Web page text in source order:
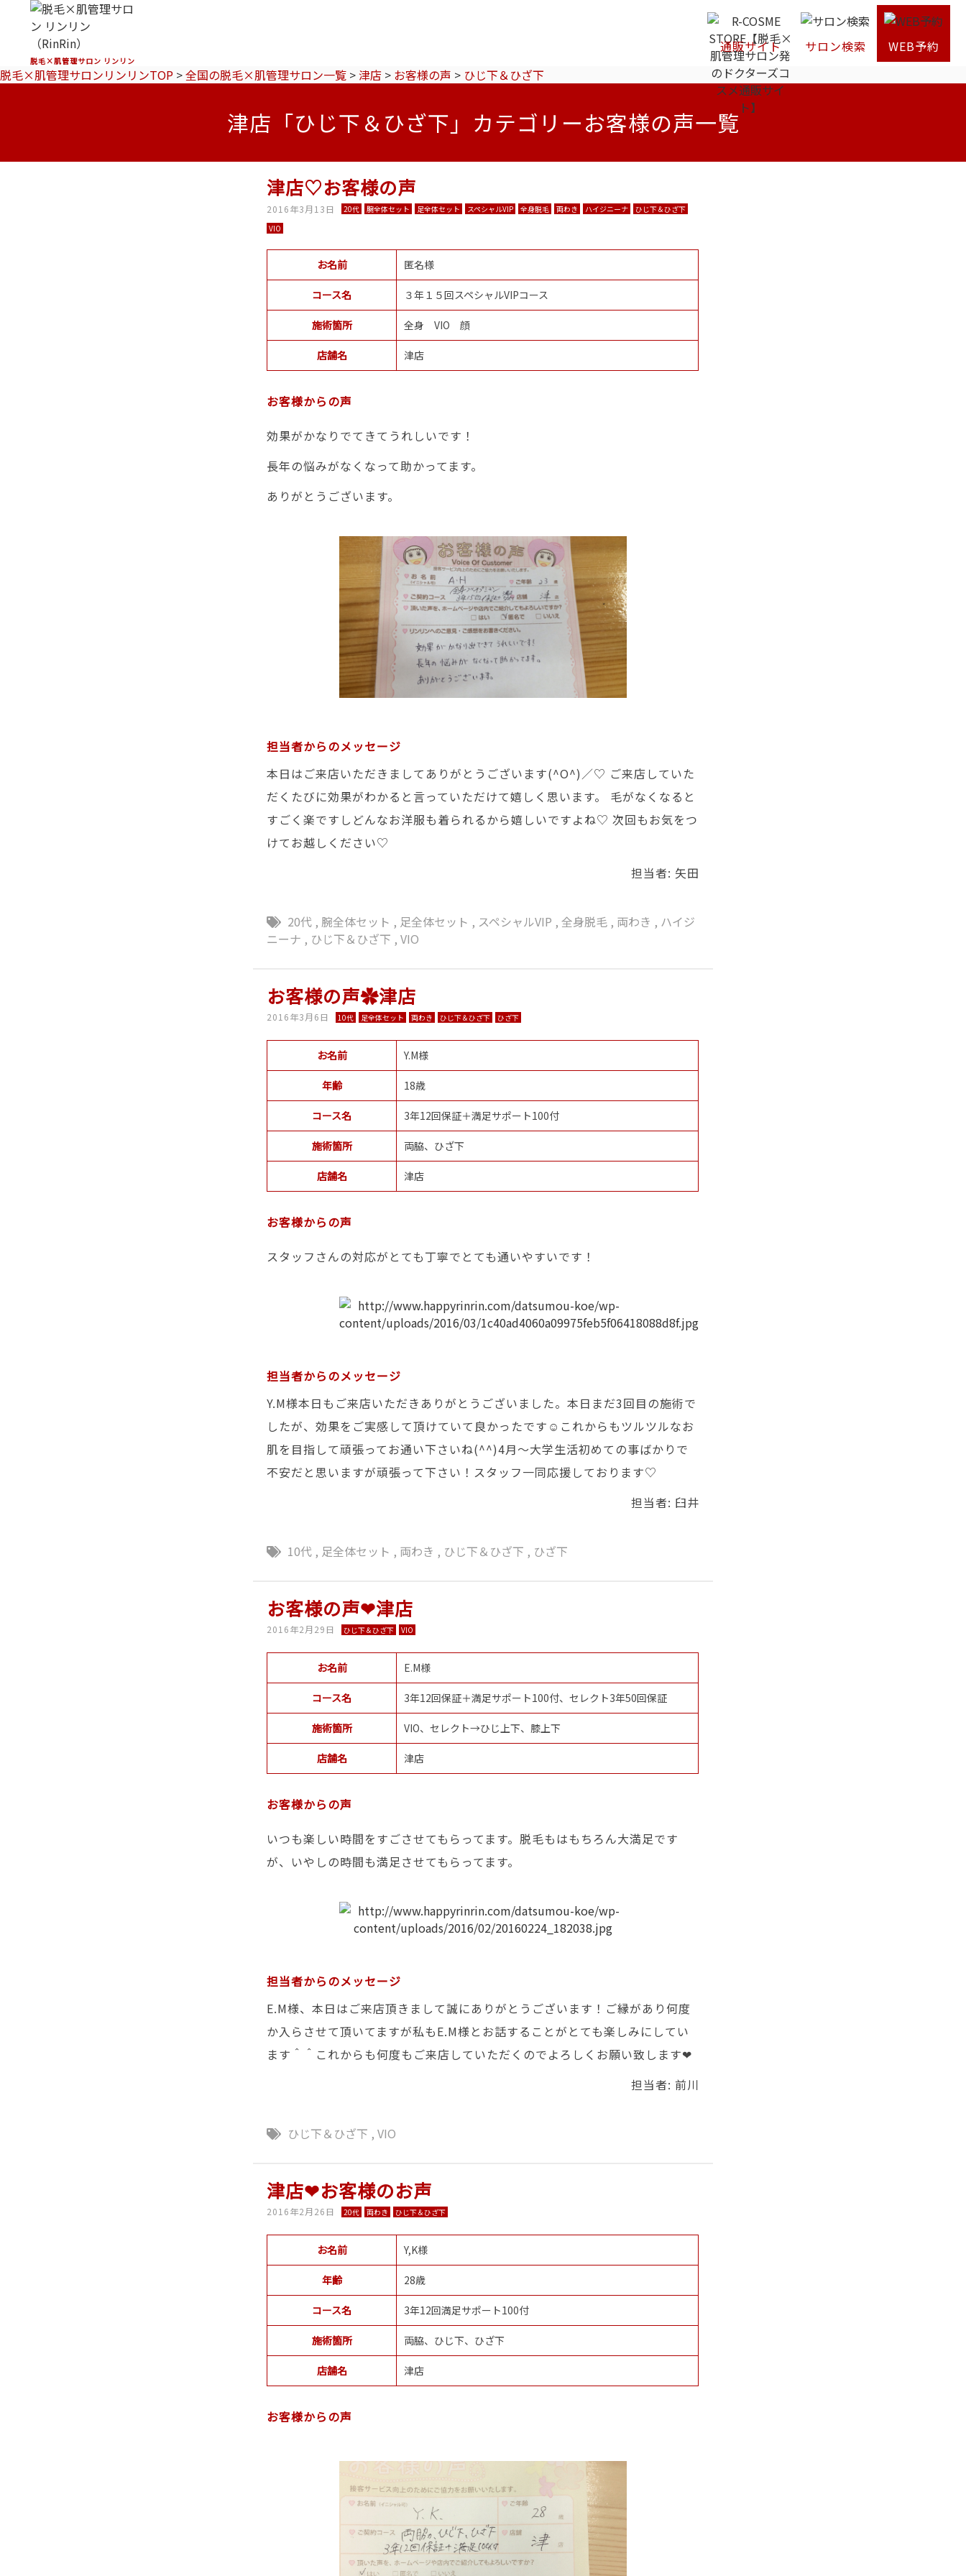
脱毛×肌管理サロン リンリン
通販サイト サロン検索
WEB予約
脱毛×肌管理サロンリンリンTOP >全国の脱毛×肌管理サロン一覧 > 津店 > お客様の声 > ひじ下＆ひざ下
津店「ひじ下＆ひざ下」カテゴリーお客様の声一覧
津店♡お客様の声
2016年3月13日 20代 腕全体セット 足全体セット スペシャルVIP 全身脱毛 両わき ハイジニーナ
ひじ下＆ひざ下
VIO
お名前 匿名様
コース名 ３年１５回スペシャルVIPコース
施術箇所 全身 VIO 顔
店舗名 津店
お客様からの声
効果がかなりでてきてうれしいです！
長年の悩みがなくなって助かってます。
ありがとうございます。
担当者からのメッセージ
本日はご来店いただきましてありがとうございます(^O^)／♡ ご来店していた
だくたびに効果がわかると言っていただけて嬉しく思います。 毛がなくなると
すごく楽ですしどんなお洋服も着られるから嬉しいですよね♡ 次回もお気をつ
けてお越しください♡
担当者: 矢田
20代 , 腕全体セット , 足全体セット , スペシャルVIP ,全身脱毛 , 両わき , ハイジ
ニーナ , ひじ下＆ひざ下 ,VIO
お客様の声✿津店
2016年3月6日 10代 足全体セット 両わき ひじ下＆ひざ下 ひざ下
お名前 Y.M様
年齢 18歳
コース名 3年12回保証＋満足サポート100付
施術箇所 両脇、ひざ下
店舗名 津店
お客様からの声
スタッフさんの対応がとても丁寧でとても通いやすいです！
担当者からのメッセージ
Y.M様本日もご来店いただきありがとうございました。本日まだ3回目の施術で
したが、効果をご実感して頂けていて良かったです☺これからもツルツルなお
肌を目指して頑張ってお通い下さいね(^^)4月～大学生活初めての事ばかりで
不安だと思いますが頑張って下さい！スタッフ一同応援しております♡
担当者: 臼井
10代 , 足全体セット , 両わき , ひじ下＆ひざ下 , ひざ下
お客様の声❤津店
2016年2月29日 ひじ下＆ひざ下 VIO
お名前 E.M様
コース名 3年12回保証＋満足サポート100付、セレクト3年50回保証
施術箇所 VIO、セレクト→ひじ上下、膝上下
店舗名 津店
お客様からの声
いつも楽しい時間をすごさせてもらってます。脱毛もはもちろん大満足です
が、いやしの時間も満足させてもらってます。
担当者からのメッセージ
E.M様、本日はご来店頂きまして誠にありがとうございます！ご縁があり何度
か入らさせて頂いてますが私もE.M様とお話することがとても楽しみにしてい
ます＾＾これからも何度もご来店していただくのでよろしくお願い致します❤
担当者: 前川
ひじ下＆ひざ下 ,VIO
津店❤お客様のお声
2016年2月26日 20代 両わき ひじ下＆ひざ下
お名前 Y,K様
年齢 28歳
コース名 3年12回満足サポート100付
施術箇所 両脇、ひじ下、ひざ下
店舗名 津店
お客様からの声